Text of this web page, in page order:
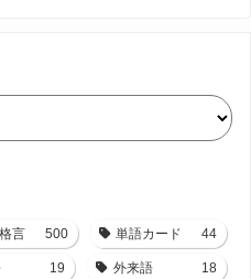
言 500 単語カード 44
19 外来語 18